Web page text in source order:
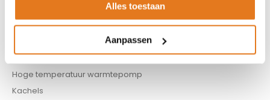
Alles toestaan
Aanpassen
CV haard
Infrarood panelen
Hoge temperatuur warmtepomp
Kachels